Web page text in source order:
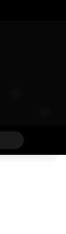
Buscar
por